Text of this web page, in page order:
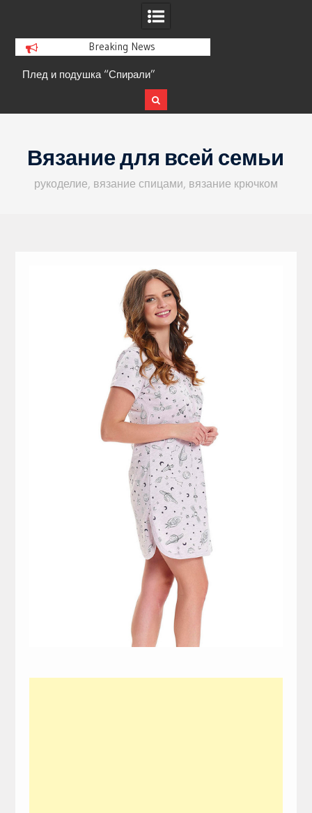
Breaking News
Плед и подушка “Спирали”
contentВязание для всей семьи
рукоделие, вязание спицами, вязание крючком